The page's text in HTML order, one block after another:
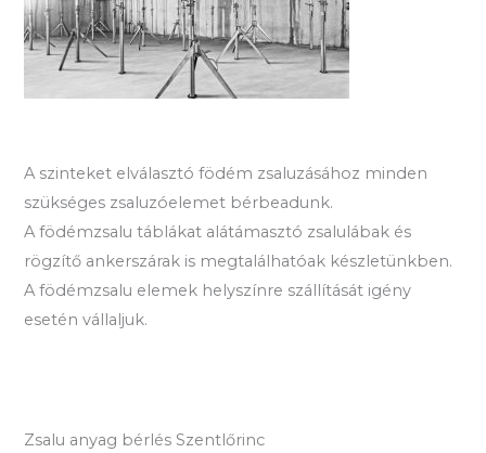
A szinteket elválasztó födém zsaluzásához minden
szükséges zsaluzóelemet bérbeadunk.
A födémzsalu táblákat alátámasztó zsalulábak és
rögzítő ankerszárak is megtalálhatóak készletünkben.
A födémzsalu elemek helyszínre szállítását igény
esetén vállaljuk.
Zsalu anyag bérlés Szentlőrinc